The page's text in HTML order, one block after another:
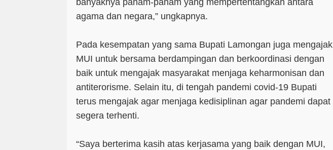
banyaknya paham-paham yang mempertentangkan antara
agama dan negara,” ungkapnya.
Pada kesempatan yang sama Bupati Lamongan juga mengajak
MUI untuk bersama berdampingan dan berkoordinasi dengan
baik untuk mengajak masyarakat menjaga keharmonisan dan
antiterorisme. Selain itu, di tengah pandemi covid-19 Bupati
terus mengajak agar menjaga kedisiplinan agar pandemi dapat
segera terhenti.
“Saya berterima kasih atas kerjasama yang baik dengan MUI,